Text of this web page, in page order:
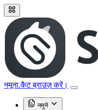
नमूना.कैट ब्राउज़ करें।
नमूने